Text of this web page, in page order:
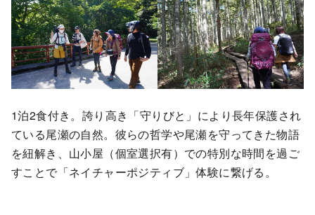
1泊2食付き。誇り高き「守りびと」により長年保護され
ている尾瀬の自然。彼らの哲学や尾瀬を守ってきた物語
を紐解き、山小屋（個室選択有）での特別な時間を過ご
すことで「ネイチャーポジティブ」体験に繋げる。